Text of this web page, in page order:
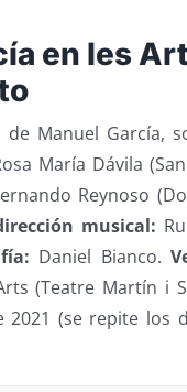
en les
de Manuel García,
María Dávila
Reynoso
musical:
Daniel Bianco.
(Teatre Martín i
2021 (se repite los